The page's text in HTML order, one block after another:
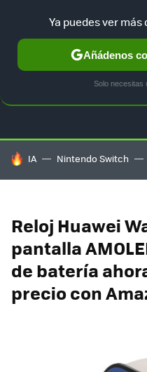
GUÍA DE
HOY SE HABLA DE
IA Nintendo Switch
Reloj Huawei
pantalla
de batería
precio con
Ya puedes ver más
Añádenos
Solo necesitas